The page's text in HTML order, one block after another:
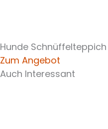
Hunde Schnüffelteppich
Zum Angebot
Auch Interessant